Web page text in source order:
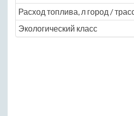
Расход топлива, л город /
Экологический класс